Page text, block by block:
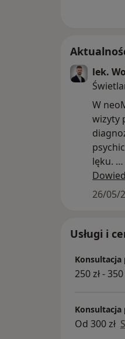
lek.
W
wizyty
lęku.
To
W
osoby
26/05/
Usługi i
250 zł - 350
Konsultacja
Od 300 zł